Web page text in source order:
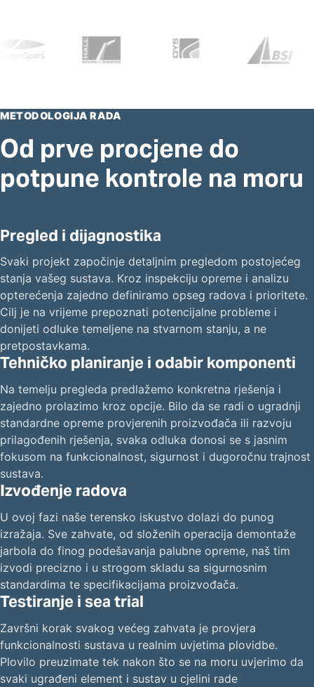
METODOLOGIJA RADA
Od prve procjene do
potpune kontrole na moru
Pregled i dijagnostika
Svaki projekt započinje detaljnim pregledom postojećeg
stanja vašeg sustava. Kroz inspekciju opreme i analizu
opterećenja zajedno definiramo opseg radova i prioritete.
Cilj je na vrijeme prepoznati potencijalne probleme i
donijeti odluke temeljene na stvarnom stanju, a ne
pretpostavkama.
Tehničko planiranje i odabir komponenti
Na temelju pregleda predlažemo konkretna rješenja i
zajedno prolazimo kroz opcije. Bilo da se radi o ugradnji
standardne opreme provjerenih proizvođača ili razvoju
prilagođenih rješenja, svaka odluka donosi se s jasnim
fokusom na funkcionalnost, sigurnost i dugoročnu trajnost
sustava.
Izvođenje radova
U ovoj fazi naše terensko iskustvo dolazi do punog
izražaja. Sve zahvate, od složenih operacija demontaže
jarbola do finog podešavanja palubne opreme, naš tim
izvodi precizno i u strogom skladu sa sigurnosnim
standardima te specifikacijama proizvođača.
Testiranje i sea trial
Završni korak svakog većeg zahvata je provjera
funkcionalnosti sustava u realnim uvjetima plovidbe.
Plovilo preuzimate tek nakon što se na moru uvjerimo da
svaki ugrađeni element i sustav u cjelini rade